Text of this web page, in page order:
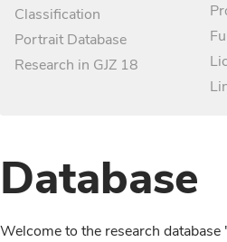
Classification
Portrait Database
Research in GJZ 18
Database
Welcome to the research